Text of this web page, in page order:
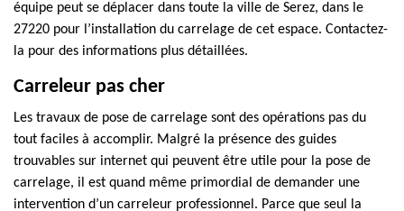
équipe peut se déplacer dans toute la ville de Serez, dans le
27220 pour l’installation du carrelage de cet espace. Contactez-
la pour des informations plus détaillées.
Carreleur pas cher
Les travaux de pose de carrelage sont des opérations pas du
tout faciles à accomplir. Malgré la présence des guides
trouvables sur internet qui peuvent être utile pour la pose de
carrelage, il est quand même primordial de demander une
intervention d’un carreleur professionnel. Parce que seul la